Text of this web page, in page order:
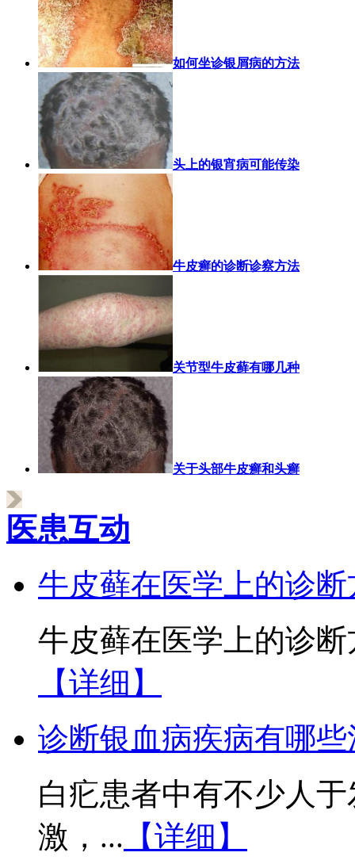
如何坐诊银屑病的方法
头上的银宵病可能传染
牛皮癣的诊断诊察方法
关节型牛皮藓有哪几种
关于头部牛皮癣和头癣
医患互动
牛皮藓在医学上的诊断
牛皮藓在医学上的诊
【详细】
诊断银血病疾病有哪
白疕患者中有不少人
激，... 【详细】